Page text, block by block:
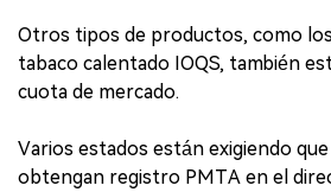
Otros tipos de productos, como
tabaco calentado IOQS, también
cuota de mercado.
Varios estados están exigiendo
obtengan registro PMTA en el